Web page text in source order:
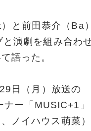
と前田恭介（Ba
演劇を組み合わ
語った。
日（月）放送の
ナー「MUSIC+1」
ノイハウス萌菜）